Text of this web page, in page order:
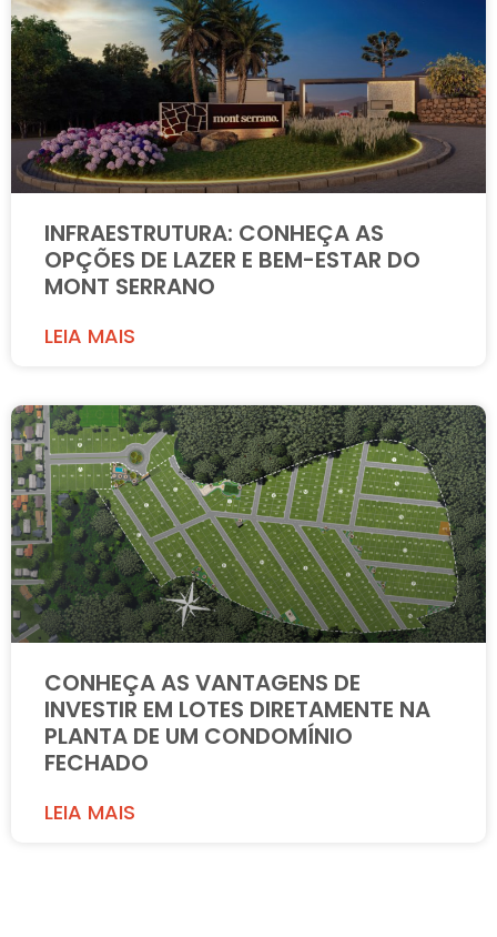
INFRAESTRUTURA: CONHEÇA AS
OPÇÕES DE LAZER E BEM-ESTAR DO
MONT SERRANO
LEIA MAIS
CONHEÇA AS VANTAGENS DE
INVESTIR EM LOTES DIRETAMENTE NA
PLANTA DE UM CONDOMÍNIO
FECHADO
LEIA MAIS